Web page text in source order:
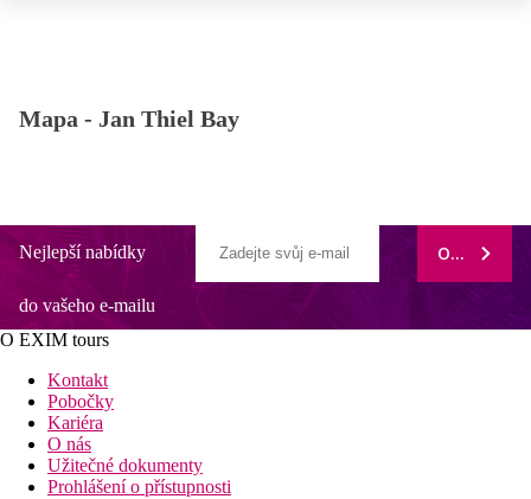
Mapa - Jan Thiel Bay
Nejlepší nabídky
do vašeho e-mailu
ODEBÍRAT
O EXIM tours
Kontakt
Pobočky
Kariéra
O nás
Užitečné dokumenty
Prohlášení o přístupnosti